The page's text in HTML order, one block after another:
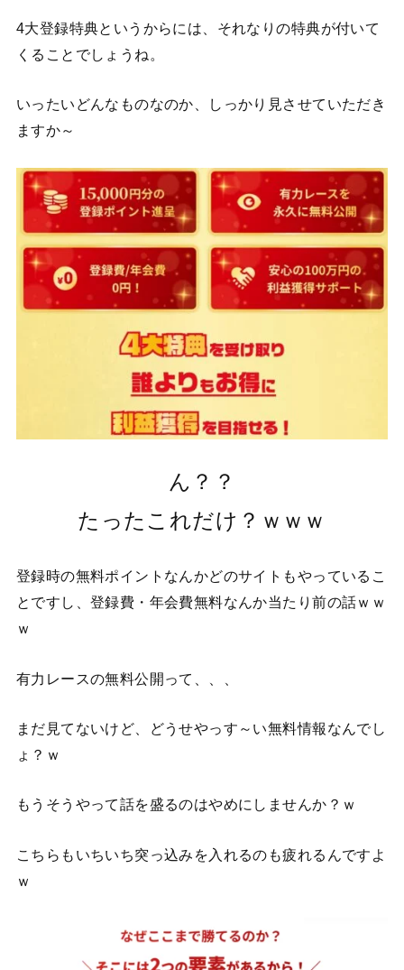
4大登録特典というからには、それなりの特典が付いて
くることでしょうね。
いったいどんなものなのか、しっかり見させていただき
ますか～
ん？？
たったこれだけ？ｗｗｗ
登録時の無料ポイントなんかどのサイトもやっているこ
とですし、登録費・年会費無料なんか当たり前の話ｗｗ
ｗ
有力レースの無料公開って、、、
まだ見てないけど、どうせやっす～い無料情報なんでし
ょ？ｗ
もうそうやって話を盛るのはやめにしませんか？ｗ
こちらもいちいち突っ込みを入れるのも疲れるんですよ
ｗ